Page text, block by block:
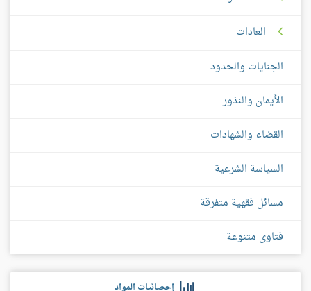
العادات
الجنايات والحدود
الأيمان والنذور
القضاء والشهادات
السياسة الشرعية
مسائل فقهية متفرقة
فتاوى متنوعة
إحصائيات المواد